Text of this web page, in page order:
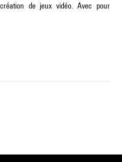
de jeux vidéo. Avec pour